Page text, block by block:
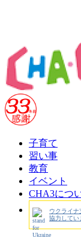
子育て
習い事
教育
イベント
CHA3につ
ウクライナ
協力してい